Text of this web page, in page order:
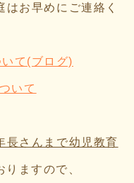
お早めにご連絡く
て(ブログ)
いて
長さんまで幼児教育
りますので、